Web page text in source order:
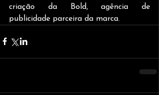
criação da Bold, agência de
publicidade parceira da marca.